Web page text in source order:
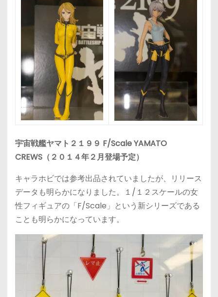
宇宙戦艦ヤマト２１９９ F/Scale YAMATO
CREWS（２０１４年２月登場予定）
キャラホビでは参考出品されていましたが、リリース
データも明らかになりました。１/１２スケールの女
性フィギュアの「F/Scale」という新シリーズである
ことも明らかになっています。